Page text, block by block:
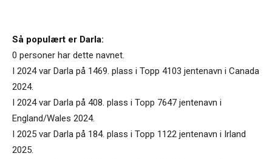
Så populært er Darla:
0 personer har dette navnet.
I 2024 var Darla på 1469. plass i Topp 4103 jentenavn i Canada
2024.
I 2024 var Darla på 408. plass i Topp 7647 jentenavn i
England/Wales 2024.
I 2025 var Darla på 184. plass i Topp 1122 jentenavn i Irland
2025.